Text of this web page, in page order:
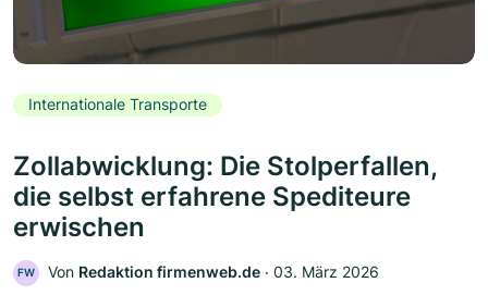
Internationale Transporte
Zollabwicklung: Die Stolperfallen,
die selbst erfahrene Spediteure
erwischen
FW Von Redaktion firmenweb.de ‧ 03. März 2026